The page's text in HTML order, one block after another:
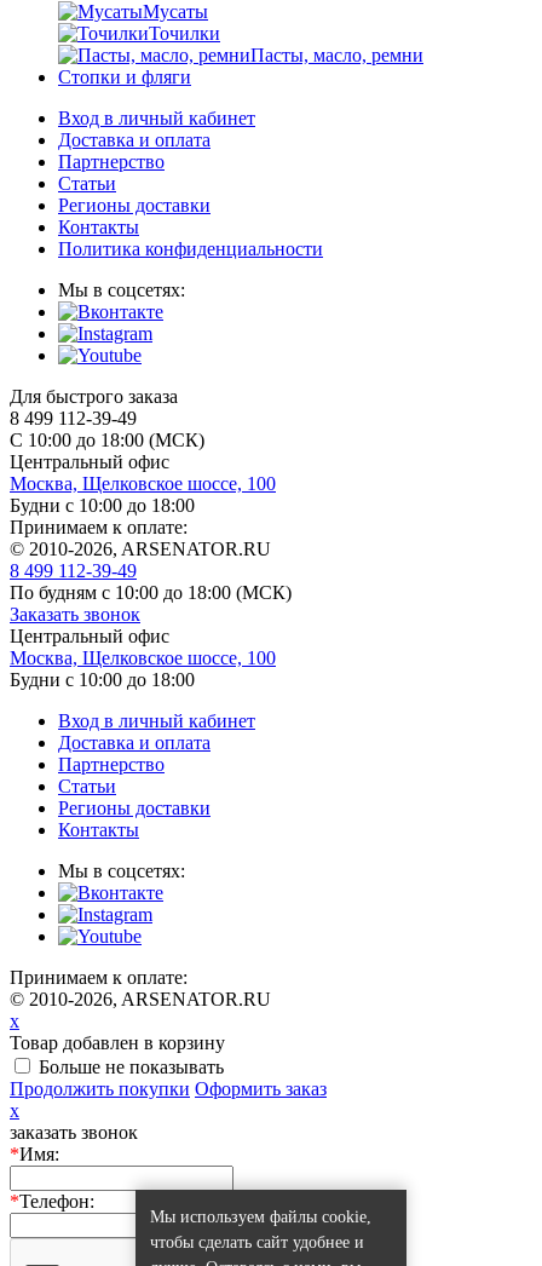
Мы используем файлы cookie,
чтобы сделать сайт удобнее и
Мусаты
Точилки
Пасты, масло, ремни
Стопки и фляги
Вход в личный кабинет
Доставка и оплата
Партнерство
Статьи
Регионы доставки
Контакты
Политика конфиденциальности
Мы в соцсетях:
Для быстрого заказа
8 499 112-39-49
С 10:00 до 18:00 (МСК)
Центральный офис
Москва, Щелковское шоссе, 100
Будни с 10:00 до 18:00
Принимаем к оплате:
© 2010-2026, ARSENATOR.RU
8 499 112-39-49
По будням с 10:00 до 18:00 (МСК)
Заказать звонок
Центральный офис
Москва, Щелковское шоссе, 100
Будни с 10:00 до 18:00
Вход в личный кабинет
Доставка и оплата
Партнерство
Статьи
Регионы доставки
Контакты
Мы в соцсетях:
Принимаем к оплате:
© 2010-2026, ARSENATOR.RU
x
Товар добавлен в корзину
Больше не показывать
Продолжить покупки Оформить заказ
x
заказать звонок
*Имя:
*Телефон: